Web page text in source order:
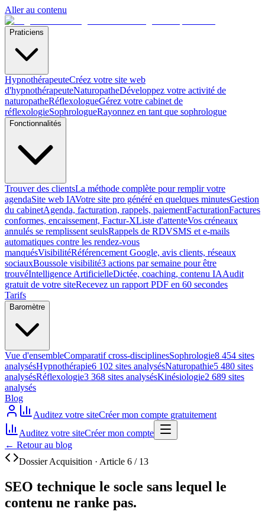
Aller au contenu
Praticiens
HypnothérapeuteCréez votre site web
d'hypnothérapeuteNaturopatheDéveloppez votre activité de
naturopatheRéflexologueGérez votre cabinet de
réflexologieSophrologueRayonnez en tant que sophrologue
Fonctionnalités
Trouver des clientsLa méthode complète pour remplir votre
agendaSite web IAVotre site pro généré en quelques minutesGestion
du cabinetAgenda, facturation, rappels, paiementFacturationFactures
conformes, encaissement, Factur-XListe d'attenteVos créneaux
annulés se remplissent seulsRappels de RDVSMS et e-mails
automatiques contre les rendez-vous
manquésVisibilitéRéférencement Google, avis clients, réseaux
sociauxBoussole visibilité3 actions par semaine pour être
trouvéIntelligence ArtificielleDictée, coaching, contenu IAAudit
gratuit de votre siteRecevez un rapport PDF en 60 secondes
Tarifs
Baromètre
Vue d'ensembleComparatif cross-disciplinesSophrologie8 454 sites
analysésHypnothérapie6 102 sites analysésNaturopathie5 480 sites
analysésRéflexologie3 368 sites analysésKinésiologie2 689 sites
analysés
Blog
Auditez votre siteCréer mon compte gratuitement
Auditez votre siteCréer mon compte
← Retour au blog
Dossier Acquisition · Article 6 / 13
SEO technique le socle sans lequel le
contenu ne ranke pas.